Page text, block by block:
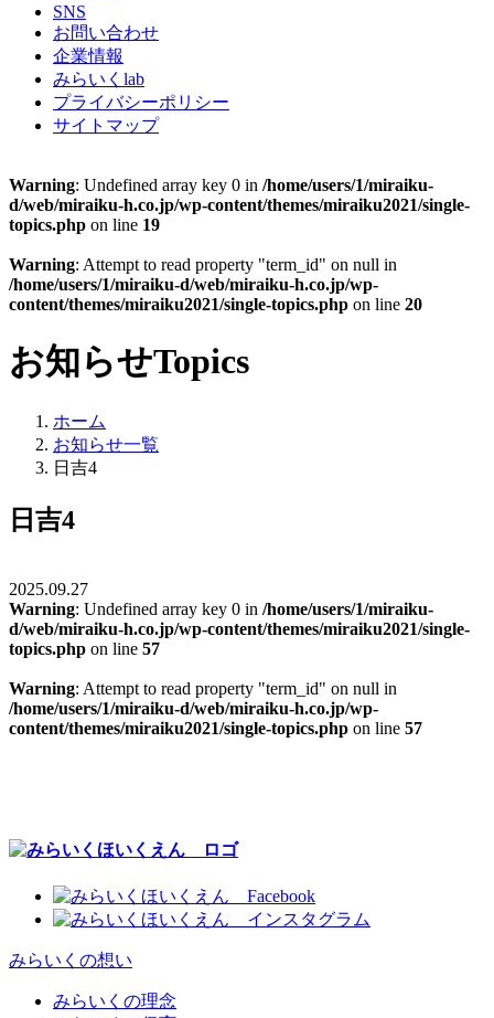
SNS
お問い合わせ
企業情報
みらいくlab
プライバシーポリシー
サイトマップ
Warning: Undefined array key 0 in /home/users/1/miraiku-
d/web/miraiku-h.co.jp/wp-content/themes/miraiku2021/single-
topics.php on line 19
Warning: Attempt to read property "term_id" on null in
/home/users/1/miraiku-d/web/miraiku-h.co.jp/wp-
content/themes/miraiku2021/single-topics.php on line 20
お知らせTopics
ホーム
お知らせ一覧
日吉4
日吉4
2025.09.27
Warning: Undefined array key 0 in /home/users/1/miraiku-
d/web/miraiku-h.co.jp/wp-content/themes/miraiku2021/single-
topics.php on line 57
Warning: Attempt to read property "term_id" on null in
/home/users/1/miraiku-d/web/miraiku-h.co.jp/wp-
content/themes/miraiku2021/single-topics.php on line 57
みらいくの想い
みらいくの理念